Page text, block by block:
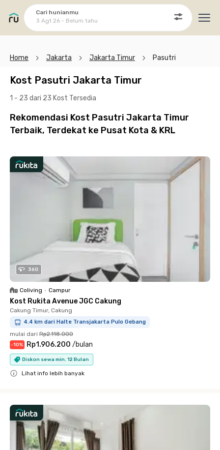
Cari hunianmu
3 Agt 26 - Belum tahu
Home Jakarta Jakarta Timur Pasutri
Kost Pasutri Jakarta Timur
1 - 23 dari 23 Kost Tersedia
Rekomendasi Kost Pasutri Jakarta Timur
Terbaik, Terdekat ke Pusat Kota & KRL
360
Coliving • Campur
Kost Rukita Avenue JGC Cakung
Cakung Timur, Cakung
4.4 km dari Halte Transjakarta Pulo Gebang
mulai dari Rp2.118.000
-10% Rp1.906.200 /bulan
Diskon sewa min. 12 Bulan
Lihat info lebih banyak